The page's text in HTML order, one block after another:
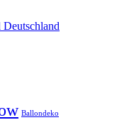
Ballondeko